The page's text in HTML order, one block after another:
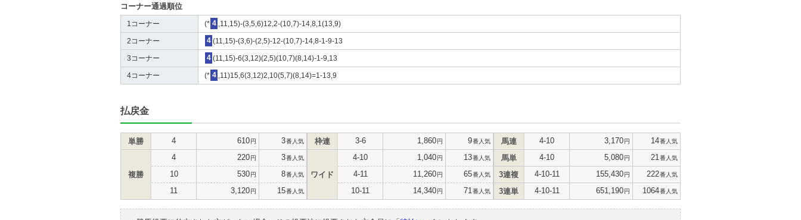
コーナー通過順位
1コーナー (* 4 ,11,15)-(3,5,6)12,2-(10,7)-14,8,1(13,9)
2コーナー 4 (11,15)-(3,6)-(2,5)-12-(10,7)-14,8-1-9-13
3コーナー 4 (11,15)-6(3,12)(2,5)(10,7)(8,14)-1-9,13
4コーナー (* 4 ,11)15,6(3,12)2,10(5,7)(8,14)=1-13,9
払戻金
単勝 4 610円 3番人気
複勝
4 220円 3番人気
10 530円 8番人気
11 3,120円 15番人気
枠連 3-6 1,860円 9番人気
ワイド
4-10 1,040円 13番人気
4-11 11,260円 65番人気
10-11 14,340円 71 番人気
馬連 4-10 3,170円 14番人気
馬単 4-10 5,080円 21 番人気
3連複 4-10-11 155,430円 222番人気
3連単 4-10-11 651,190円 1064番人気